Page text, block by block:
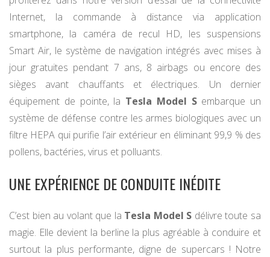
Internet, la commande à distance via application
smartphone, la caméra de recul HD, les suspensions
Smart Air, le système de navigation intégrés avec mises à
jour gratuites pendant 7 ans, 8 airbags ou encore des
sièges avant chauffants et électriques. Un dernier
équipement de pointe, la Tesla Model Sembarque un
système de défense contre les armes biologiques avec un
filtre HEPA qui purifie l’air extérieur en éliminant 99,9 % des
pollens, bactéries, virus et polluants.
UNE EXPÉRIENCE DE CONDUITE INÉDITE
C’est bien au volant que la Tesla Model S délivre toute sa
magie. Elle devient la berline la plus agréable à conduire et
surtout la plus performante, digne de supercars ! Notre